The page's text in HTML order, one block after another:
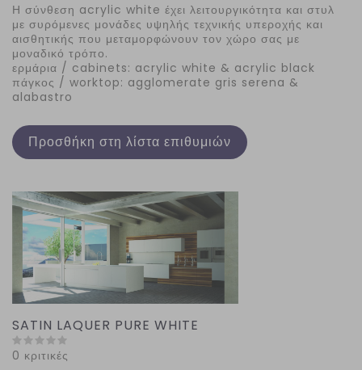
Η σύνθεση acrylic white έχει λειτουργικότητα και στυλ
με συρόμενες μονάδες υψηλής τεχνικής υπεροχής και
αισθητικής που μεταμορφώνουν τον χώρο σας με
μοναδικό τρόπο.
ερμάρια / cabinets: acrylic white & acrylic black
πάγκος / worktop: agglomerate gris serena &
alabastro
Προσθήκη στη λίστα επιθυμιών
SATIN LAQUER PURE WHITE
0 κριτικές